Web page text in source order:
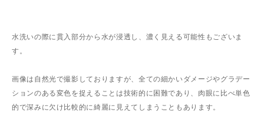
水洗いの際に貫入部分から水が浸透し、濃く見える可能性もございま
す。
画像は自然光で撮影しておりますが、全ての細かいダメージやグラデー
ションのある変色を捉えることは技術的に困難であり、肉眼に比べ単色
的で深みに欠け比較的に綺麗に見えてしまうこともあります。